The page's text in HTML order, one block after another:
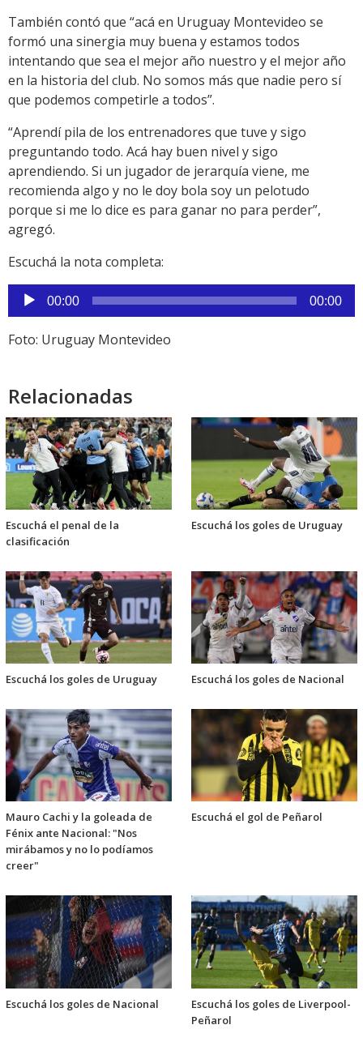
También contó que “acá en Uruguay Montevideo se
formó una sinergia muy buena y estamos todos
intentando que sea el mejor año nuestro y el mejor año
en la historia del club. No somos más que nadie pero sí
que podemos competirle a todos”.
“Aprendí pila de los entrenadores que tuve y sigo
preguntando todo. Acá hay buen nivel y sigo
aprendiendo. Si un jugador de jerarquía viene, me
recomienda algo y no le doy bola soy un pelotudo
porque si me lo dice es para ganar no para perder”,
agregó.
Escuchá la nota completa:
Reproductor
de
audio
00:00 00:00
Foto: Uruguay Montevideo
Relacionadas
Escuchá el penal de la
clasificación
Escuchá los goles de Uruguay
Escuchá los goles de Uruguay Escuchá los goles de Nacional
Mauro Cachi y la goleada de
Fénix ante Nacional: "Nos
mirábamos y no lo podíamos
creer"
Escuchá el gol de Peñarol
Escuchá los goles de Nacional
Escuchá los goles de Liverpool-
Peñarol